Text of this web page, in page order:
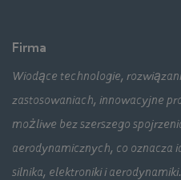
Firma
Wiodące technologie,
zastosowaniach, innowacyjne
możliwe bez szerszego
aerodynamicznych, co oznacza
silnika, elektroniki i